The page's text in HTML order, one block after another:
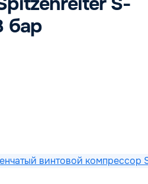
бар